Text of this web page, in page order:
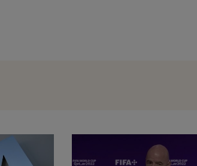
Universitatea Craiova a remizat cu